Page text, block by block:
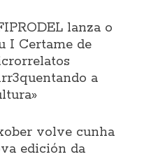
lanza o
I Certame de
a
volve cunha
edición da